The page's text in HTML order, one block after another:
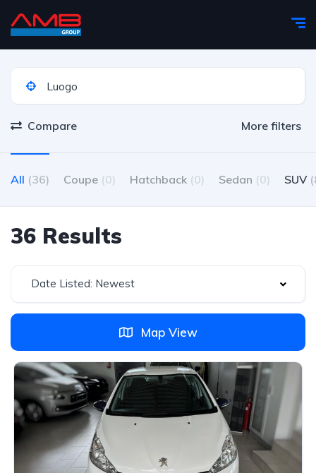
Compare More filters
All (36) Coupe (0) Hatchback (0) Sedan (0) SUV
36 Results
Date Listed: Newest
Map View